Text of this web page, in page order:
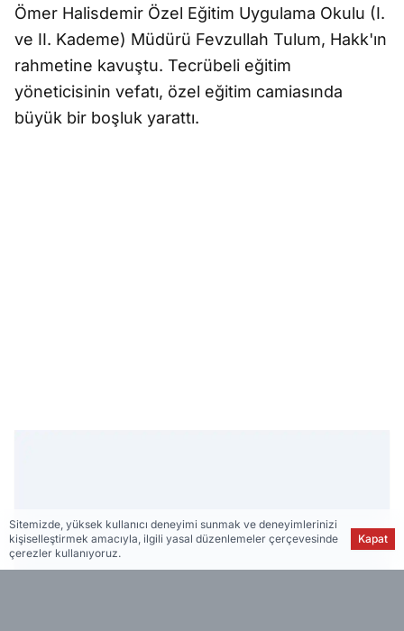
Ömer Halisdemir Özel Eğitim Uygulama Okulu (I.
ve II. Kademe) Müdürü Fevzullah Tulum, Hakk'ın
rahmetine kavuştu. Tecrübeli eğitim
yöneticisinin vefatı, özel eğitim camiasında
büyük bir boşluk yarattı.
Sitemizde, yüksek kullanıcı deneyimi sunmak ve deneyimlerinizi
kişiselleştirmek amacıyla, ilgili yasal düzenlemeler çerçevesinde
çerezler kullanıyoruz.
Kapat